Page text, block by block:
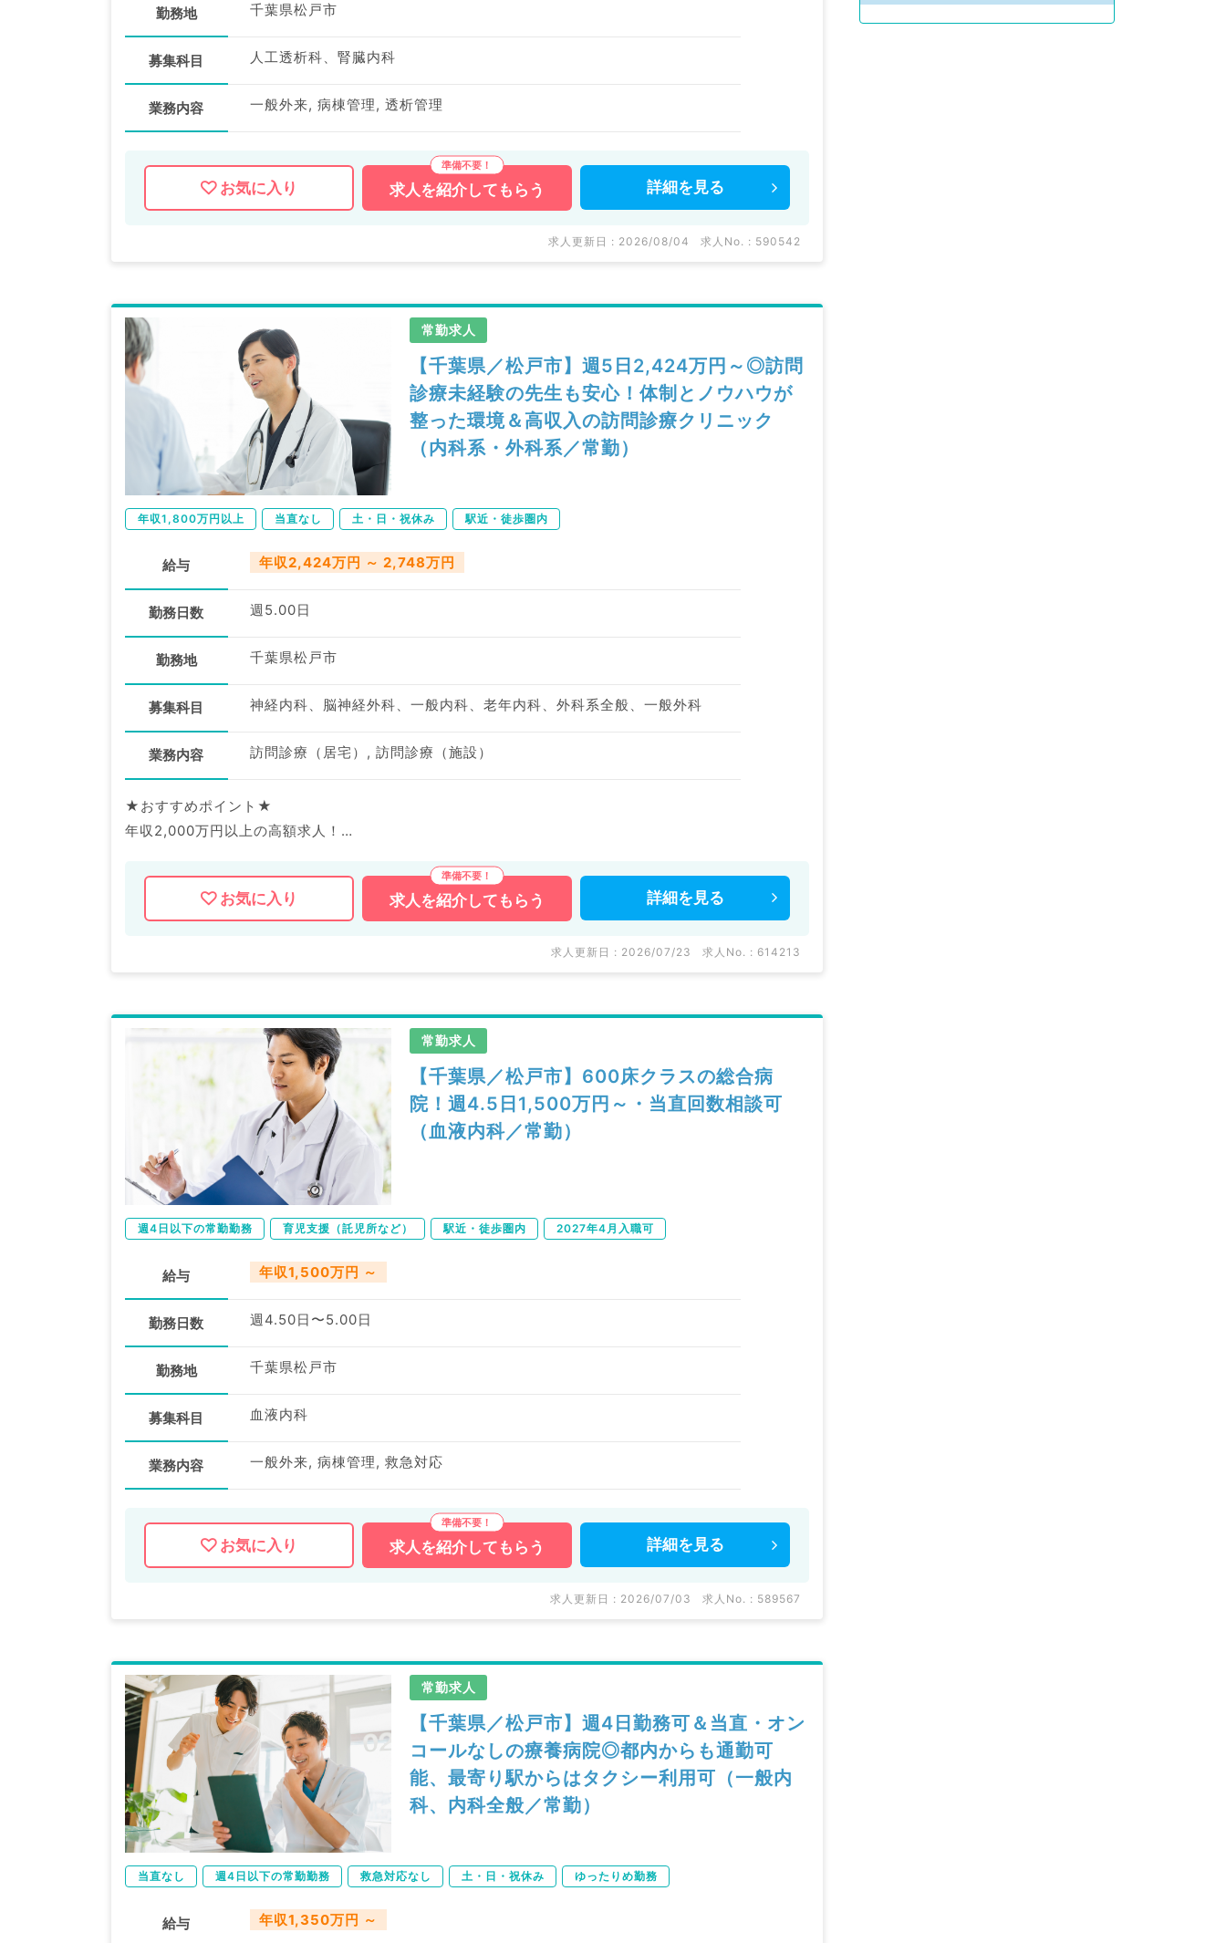
勤務地 千葉県松戸市
募集科目 人工透析科、腎臓内科
業務内容 一般外来, 病棟管理, 透析管理
お気に入り 求人を紹介してもらう 詳細を 見る
求人更新日 : 2026/08/04 求人No. : 590542
常勤求人
【千葉県／松戸市】週5日2,424万円～◎訪問
診療未経験の先生も安心！体制とノウハウが
整った環境＆高収入の訪問診療クリニック
（内科系・外科系／常勤）
年収1,800万円以上 当直なし 土・日・祝休み 駅近・徒歩圏内
給与 年収2,424万円 ～ 2,748万円
勤務日数 週5.00日
勤務地 千葉県松戸市
募集科目 神経内科、脳神経外科、一般内科、老年内科、外科系全般、一般外科
業務内容 訪問診療（居宅）, 訪問診療（施設）
★おすすめポイント★
年収2,000万円以上の高額求人！
未経験の先生もご相談が可能です！
お気に入り 求人を紹介してもらう 詳細を 見る
求人更新日 : 2026/07/23 求人No. : 614213
常勤求人
【千葉県／松戸市】600床クラスの総合病
院！週4.5日1,500万円～・当直回数相談可
（血液内科／常勤）
週4日以下の常勤勤務 育児支援（託児所など） 駅近・徒歩圏内 2027年4月入職可
給与 年収1,500万円 ～
勤務日数 週4.50日〜5.00日
勤務地 千葉県松戸市
募集科目 血液内科
業務内容 一般外来, 病棟管理, 救急対応
お気に入り 求人を紹介してもらう 詳細を 見る
求人更新日 : 2026/07/03 求人No. : 589567
常勤求人
【千葉県／松戸市】週4日勤務可＆当直・オン
コールなしの療養病院◎都内からも通勤可
能、最寄り駅からはタクシー利用可（一般内
科、内科全般／常勤）
当直なし 週4日以下の常勤勤務 救急対応なし 土・日・祝休み ゆったりめ勤務
給与 年収1,350万円 ～